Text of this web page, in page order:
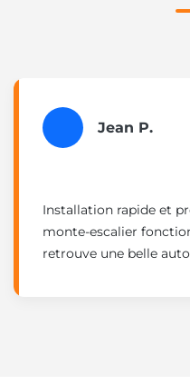
Jean P.
Installation rapide et
monte-escalier
retrouve une belle